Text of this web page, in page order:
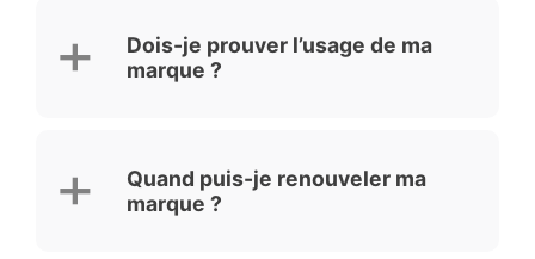
Dois-je prouver l’usage de ma
marque ?
Quand puis-je renouveler ma
marque ?